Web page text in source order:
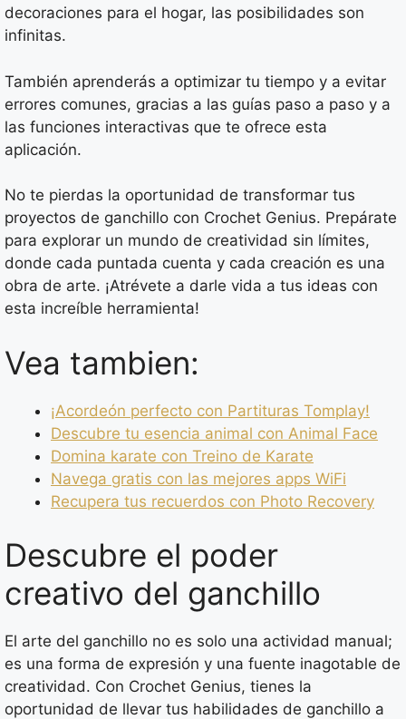
decoraciones para el hogar, las posibilidades son
infinitas.
También aprenderás a optimizar tu tiempo y a evitar
errores comunes, gracias a las guías paso a paso y a
las funciones interactivas que te ofrece esta
aplicación.
No te pierdas la oportunidad de transformar tus
proyectos de ganchillo con Crochet Genius. Prepárate
para explorar un mundo de creatividad sin límites,
donde cada puntada cuenta y cada creación es una
obra de arte. ¡Atrévete a darle vida a tus ideas con
esta increíble herramienta!
Vea tambien:
¡Acordeón perfecto con Partituras Tomplay!
Descubre tu esencia animal con Animal Face
Domina karate con Treino de Karate
Navega gratis con las mejores apps WiFi
Recupera tus recuerdos con Photo Recovery
Descubre el poder
creativo del ganchillo
El arte del ganchillo no es solo una actividad manual;
es una forma de expresión y una fuente inagotable de
creatividad. Con Crochet Genius, tienes la
oportunidad de llevar tus habilidades de ganchillo a